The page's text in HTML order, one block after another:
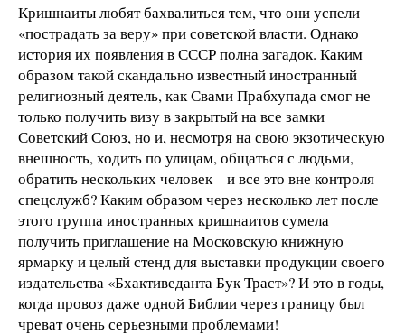
Кришнаиты любят бахвалиться тем, что они успели
«пострадать за веру» при советской власти. Однако
история их появления в СССР полна загадок. Каким
образом такой скандально известный иностранный
религиозный деятель, как Свами Прабхупада смог не
только получить визу в закрытый на все замки
Советский Союз, но и, несмотря на свою экзотическую
внешность, ходить по улицам, общаться с людьми,
обратить нескольких человек – и все это вне контроля
спецслужб? Каким образом через несколько лет после
этого группа иностранных кришнаитов сумела
получить приглашение на Московскую книжную
ярмарку и целый стенд для выставки продукции своего
издательства «Бхактиведанта Бук Траст»? И это в годы,
когда провоз даже одной Библии через границу был
чреват очень серьезными проблемами!